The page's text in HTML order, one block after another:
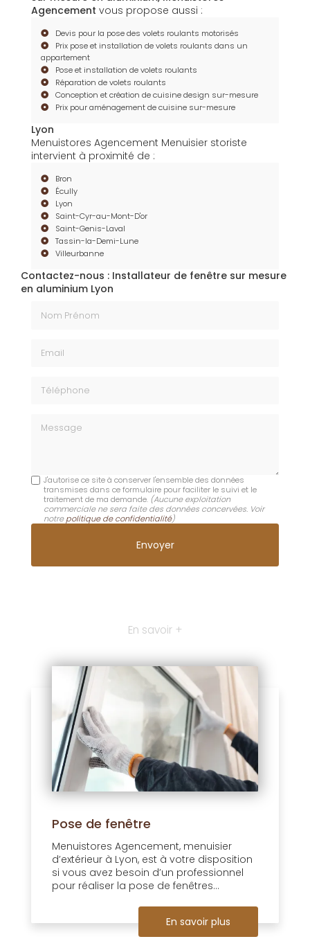
Agencement vous propose aussi :
Devis pour la pose des volets roulants motorisés
Prix pose et installation de volets roulants dans un
appartement
Pose et installation de volets roulants
Réparation de volets roulants
Conception et création de cuisine design sur-mesure
Prix pour aménagement de cuisine sur-mesure
Lyon
Menuistores Agencement Menuisier storiste
intervient à proximité de :
Bron
Écully
Lyon
Saint-Cyr-au-Mont-D'or
Saint-Genis-Laval
Tassin-la-Demi-Lune
Villeurbanne
Contactez-nous : Installateur de fenêtre sur mesure
en aluminium Lyon
J'autorise ce site à conserver l'ensemble des données
transmises dans ce formulaire pour faciliter le suivi et le
traitement de ma demande. (Aucune exploitation
commerciale ne sera faite des données concervées. Voir
notrepolitique de confidentialité)
En savoir +
Pose de fenêtre
Menuistores Agencement, menuisier
d’extérieur à Lyon, est à votre disposition
si vous avez besoin d’un professionnel
pour réaliser la pose de fenêtres...
En savoir plus